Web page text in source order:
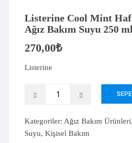
Listerine Cool Mint
Ağız Bakım Suyu 250 ml
270,00₺
Listerine
Hafif
Tat
Kategoriler: Ağız Bakım Ürünleri,
Suyu,Kişisel Bakım